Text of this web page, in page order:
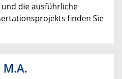
die ausführliche
finden Sie